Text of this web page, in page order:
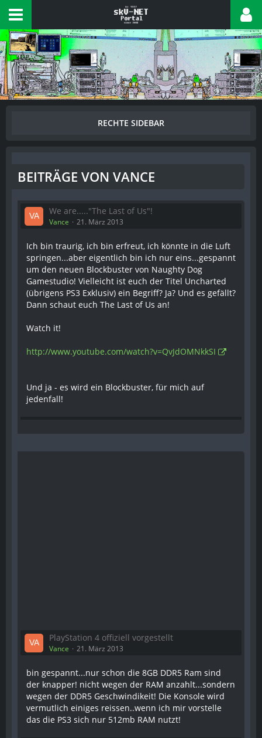
BEITRÄGE VON VANCE
We are....."The Last of Us"!
Vance 21. März 2013
Ich bin traurig, ich bin erfreut, ich könnte in die Luft
springen...aber eigentlich bin ich nur eins...gespannt
um den neuen Blockbuster von Naughty Dog
Gamestudio! Vielleicht ist euch der Titel Uncharted
(übrigens PS3 Exklusiv) ein Begriff? Ja? Und es gefällt?
Dann schaut euch The Last of Us an!
Watch it!
http://www.youtube.com/watch?v=QvJdOMNkkSI
Und ja - es wird ein Blockbuster, für mich auf
jedenfall!
PlayStation 4 offiziell vorgestellt
Vance 21. März 2013
bin gespannt...nur schon die 8GB DDR5 Ram sind
der knapper! nicht wegen der RAM anzahlt...sondern
wegen der DDR5 Geschwindikeit! Die Konsole wird
vermutlich einiges reissen..wenn ich mir vorstelle
das die PS3 sich nur 512mb RAM nutzt!